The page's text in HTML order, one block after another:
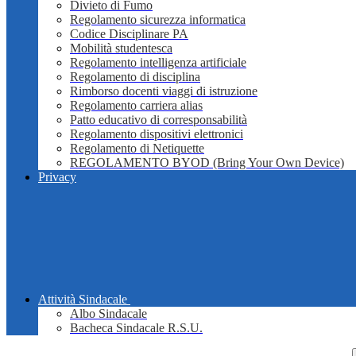
Divieto di Fumo
Regolamento sicurezza informatica
Codice Disciplinare PA
Mobilità studentesca
Regolamento intelligenza artificiale
Regolamento di disciplina
Rimborso docenti viaggi di istruzione
Regolamento carriera alias
Patto educativo di corresponsabilità
Regolamento dispositivi elettronici
Regolamento di Netiquette
REGOLAMENTO BYOD (Bring Your Own Device)
Privacy
Attività Sindacale
Albo Sindacale
Bacheca Sindacale R.S.U.